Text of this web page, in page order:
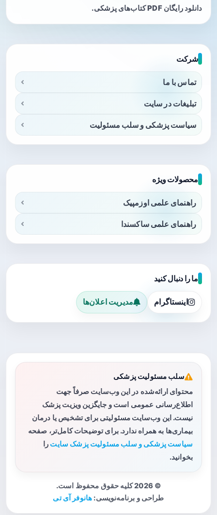
دانلود رایگان PDF کتاب‌های پزشکی.
شرکت
تماس با ما
تبلیغات در سایت
سیاست پزشکی و سلب مسئولیت
محصولات ویژه
راهنمای علمی اوزمپیک
راهنمای علمی ساکسندا
ما را دنبال کنید
اینستاگرام مدیریت اعلان‌ها
سلب مسئولیت پزشکی
محتوای ارائه‌شده در این وب‌سایت صرفاً جهت
اطلاع‌رسانی عمومی است و جایگزین ویزیت پزشک
نیست. این وب‌سایت مسئولیتی برای تشخیص یا درمان
بیماری‌ها به همراه ندارد. برای توضیحات کامل‌تر، صفحه
سیاست پزشکی و سلب مسئولیت پزشک سایت را
بخوانید.
© 2026 کلیه حقوق محفوظ است.
طراحی و برنامه‌نویسی: هانوفر آی تی